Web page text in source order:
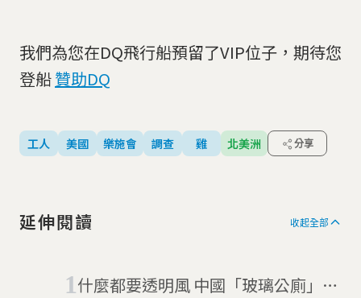
我們為您在DQ飛行船預留了VIP位子，期待您
登船贊助DQ
工人 美國 樂施會 調查 雞 北美洲 分享
延伸閱讀 收起全部
什麼都要透明風 中國「玻璃公廁」等